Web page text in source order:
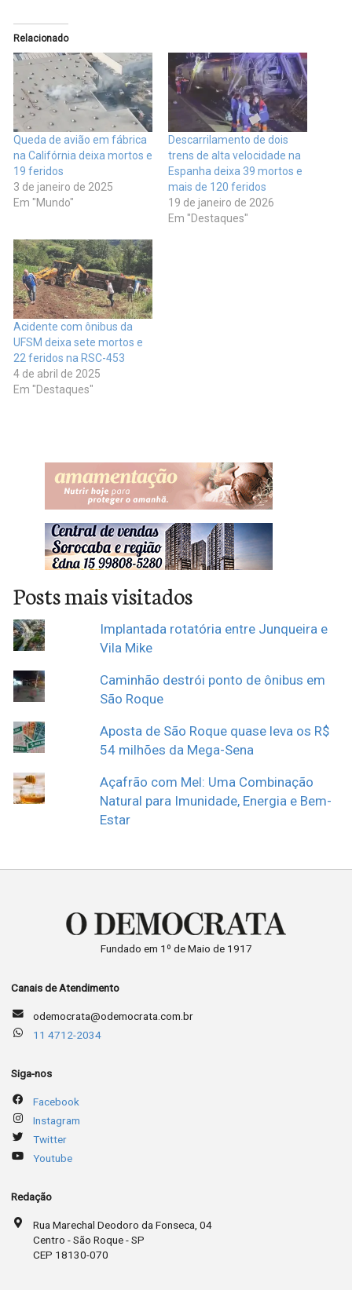
Relacionado
Queda de avião em fábrica
na Califórnia deixa mortos e
19 feridos
3 de janeiro de 2025
Em "Mundo"
Descarrilamento de dois
trens de alta velocidade na
Espanha deixa 39 mortos e
mais de 120 feridos
19 de janeiro de 2026
Em "Destaques"
Acidente com ônibus da
UFSM deixa sete mortos e
22 feridos na RSC-453
4 de abril de 2025
Em "Destaques"
Posts mais visitados
Implantada rotatória entre Junqueira e
Vila Mike
Caminhão destrói ponto de ônibus em
São Roque
Aposta de São Roque quase leva os R$
54 milhões da Mega-Sena
Açafrão com Mel: Uma Combinação
Natural para Imunidade, Energia e Bem-
Estar
Fundado em 1º de Maio de 1917
Canais de Atendimento
odemocrata@odemocrata.com.br
11 4712-2034
Siga-nos
Facebook
Instagram
Twitter
Youtube
Redação
Rua Marechal Deodoro da Fonseca, 04
Centro - São Roque - SP
CEP 18130-070